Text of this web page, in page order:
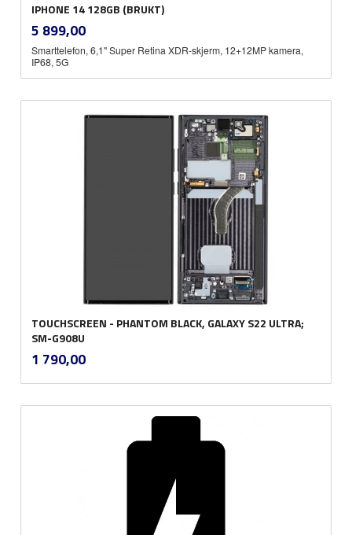
IPHONE 14 128GB (BRUKT)
Pris
5 899,00mva.
Smarttelefon, 6,1" Super Retina XDR-skjerm, 12+12MP kamera,
IP68, 5G
TOUCHSCREEN - PHANTOM BLACK, GALAXY S22 ULTRA;
SM-G908U
Pris
1 790,00mva.